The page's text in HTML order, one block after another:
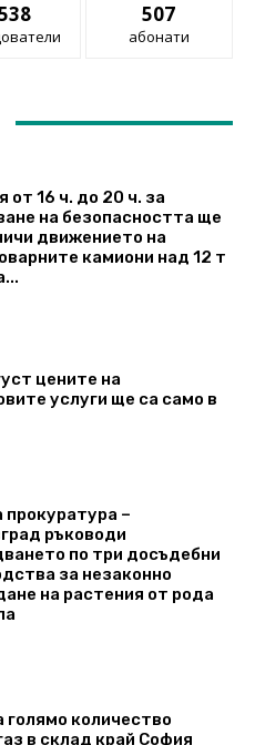
507
абонати
от 16 ч. до 20 ч. за
на безопасността ще
движението на
камиони над 12 т
цените на
услуги ще са само в
прокуратура –
ръководи
по три досъдебни
за незаконно
на растения от рода
голямо количество
в склад край София